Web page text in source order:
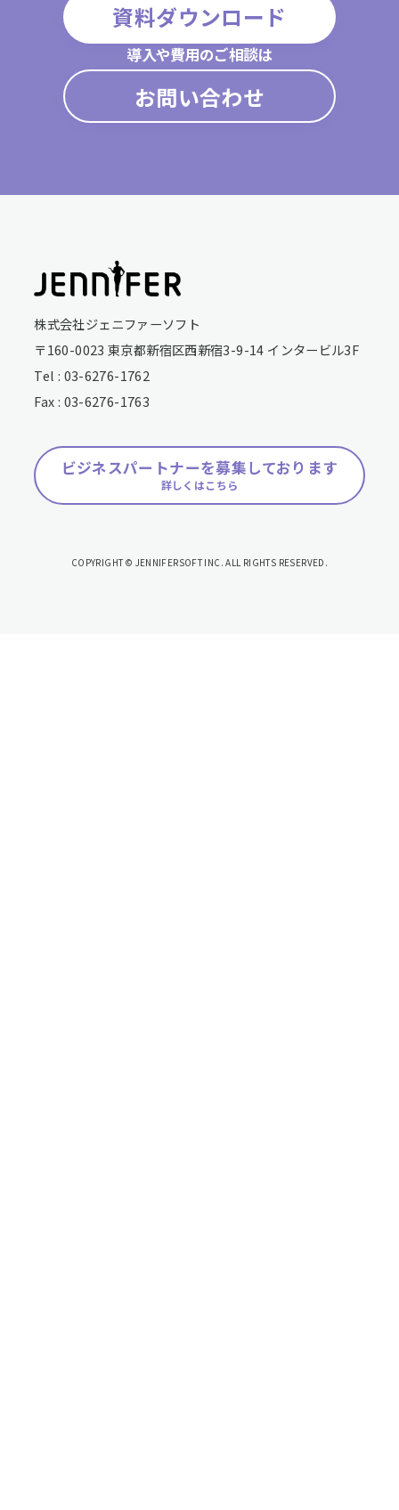
資料ダウンロード
導入や費用のご相談は
お問い合わせ
株式会社ジェニファーソフト
〒160-0023 東京都新宿区西新宿3-9-14 インタービル3F
Tel : 03-6276-1762
Fax : 03-6276-1763
ビジネスパートナーを募集しております
詳しくはこちら
COPYRIGHT © JENNIFERSOFT INC. ALL RIGHTS RESERVED.